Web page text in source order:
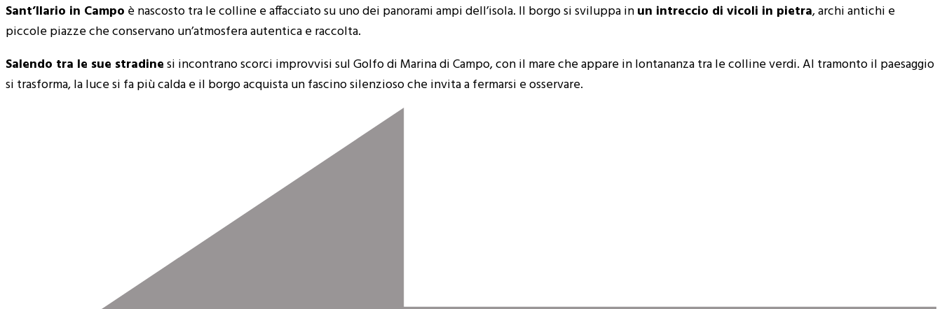
Sant’Ilario in Campo è nascosto tra le colline e affacciato su uno dei panorami ampi dell’isola. Il borgo si sviluppa inun intreccio di vicoli in pietra, archi antichi e
piccole piazze che conservano un’atmosfera autentica e raccolta.
Salendo tra le sue stradinesi incontrano scorci improvvisi sul Golfo di Marina di Campo, con il mare che appare in lontananza tra le colline verdi. Al tramonto il paesaggio
si trasforma, la luce si fa più calda e il borgo acquista un fascino silenzioso che invita a fermarsi e osservare.